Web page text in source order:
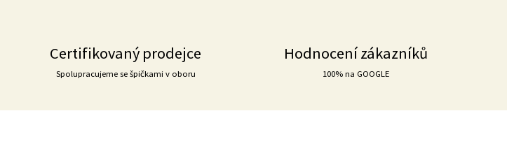
Certifikovaný prodejce
Spolupracujeme se špičkami v oboru
Hodnocení zákazníků
100% na GOOGLE